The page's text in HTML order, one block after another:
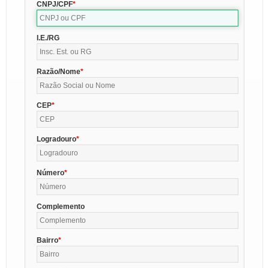
CNPJ/CPF
I.E./RG
Razão/Nome
CEP
Logradouro
Número
Complemento
Bairro